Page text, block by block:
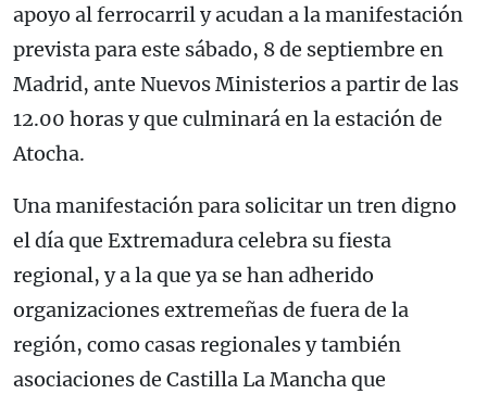
apoyo al ferrocarril y acudan a la manifestación
prevista para este sábado, 8 de septiembre en
Madrid, ante Nuevos Ministerios a partir de las
12.00 horas y que culminará en la estación de
Atocha.
Una manifestación para solicitar un tren digno
el día que Extremadura celebra su fiesta
regional, y a la que ya se han adherido
organizaciones extremeñas de fuera de la
región, como casas regionales y también
asociaciones de Castilla La Mancha que